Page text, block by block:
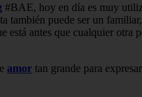
#BAE, hoy en día es muy
también puede ser un
antes que cualquier otra
amor tan grande para